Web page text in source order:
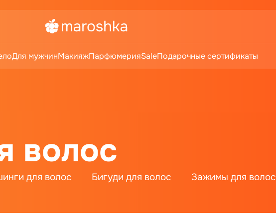
Для мужчинМакияжПарфюмерияSaleПодарочные сертификаты
волос
для волос Бигуди для волос
Зажимы для волос